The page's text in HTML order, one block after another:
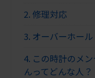
2.修理対応
3. オーバーホー
4. この時計のメ
んってどんな人？